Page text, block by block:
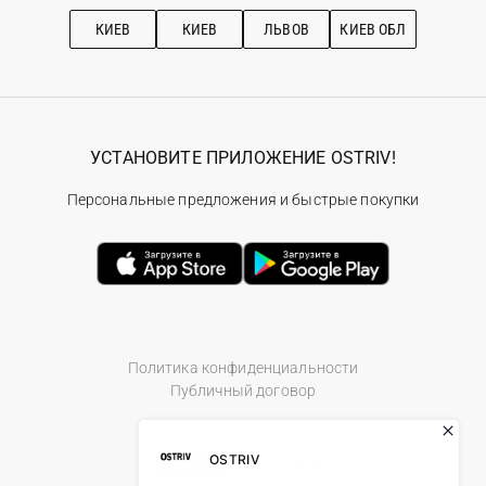
Рекомендации по уходу
КИЕВ КИЕВ ЛЬВОВ КИЕВ ОБЛ
Политика конфиденциальности
Публичный договор
УСТАНОВИТЕ ПРИЛОЖЕНИЕ OSTRIV!
Персональные предложения и быстрые покупки